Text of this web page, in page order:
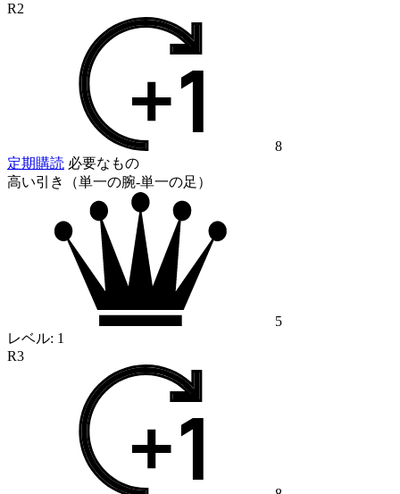
R2
8
定期購読 必要なもの
高い引き（単一の腕-単一の足）
5
レベル: 1
R3